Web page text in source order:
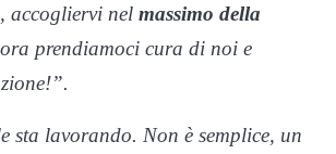
accogliervi nel massimo della
prendiamoci cura di noi e
sta lavorando. Non è semplice, un